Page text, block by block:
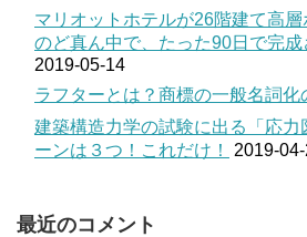
マリオットホテルが26階建て高
のど真ん中で、たった90日で完成
2019-05-14
ラフターとは？商標の一般名詞化
建築構造力学の試験に出る「応力
ーンは３つ！これだけ！
2019-
最近のコメント